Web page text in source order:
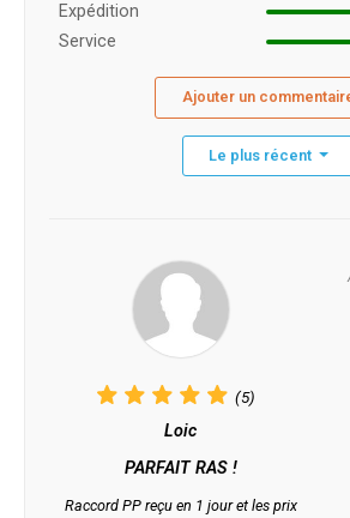
Expédition
Service
Ajouter un
Le plus récent
(5)
Loic
PARFAIT RAS !
Raccord PP reçu en 1 jour et les prix